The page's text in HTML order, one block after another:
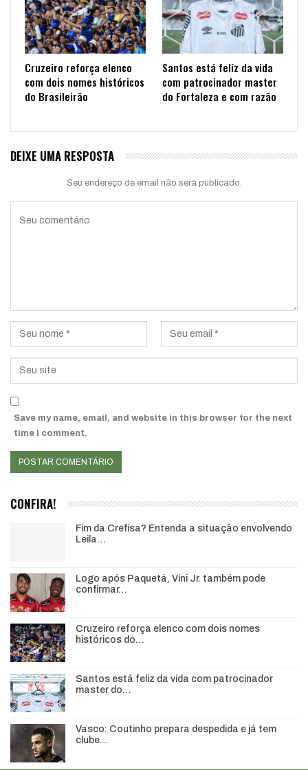
Cruzeiro reforça elenco
com dois nomes históricos
do Brasileirão
Santos está feliz da vida
com patrocinador master
do Fortaleza e com razão
DEIXE UMA RESPOSTA
Seu endereço de email não será publicado.
Save my name, email, and website in this browser for the next
time I comment.
CONFIRA!
Fim da Crefisa? Entenda a situação envolvendo
Leila…
Logo após Paquetá, Vini Jr. também pode
confirmar…
Cruzeiro reforça elenco com dois nomes
históricos do…
Santos está feliz da vida com patrocinador
master do…
Vasco: Coutinho prepara despedida e já tem
clube…